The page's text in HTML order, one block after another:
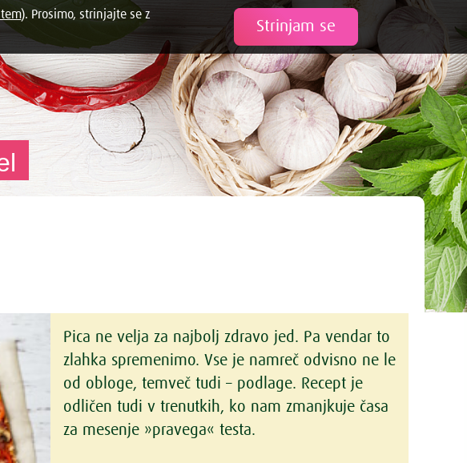
Pica ne velja za najbolj zdravo jed. Pa vendar to
zlahka spremenimo. Vse je namreč odvisno ne le
od obloge, temveč tudi – podlage. Recept je
odličen tudi v trenutkih, ko nam zmanjkuje časa
za mesenje »pravega« testa.
Strinjam se
). Prosimo, strinjajte se z
Tweet